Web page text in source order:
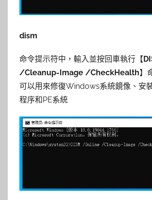
dism
命令提示符中，輸入並按回車執行【
/Cleanup-Image /CheckHealth】
可以用來修復Windows系統鏡像、安
程序和PE系統